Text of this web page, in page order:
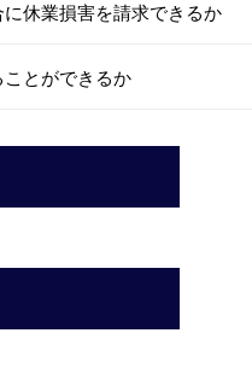
休業損害を請求できるか
とができるか